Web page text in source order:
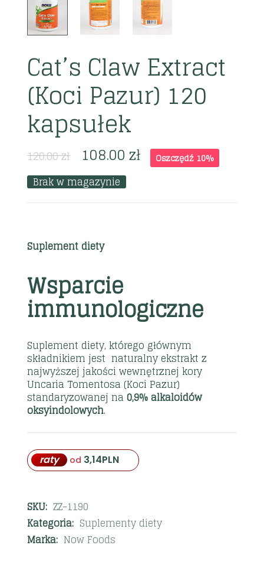
Cat’s Claw Extract
(Koci Pazur) 120
kapsułek
120.00zł 108.00zł Oszczędź 10%
Brak w magazynie
Suplement diety
Wsparcie
immunologiczne
Suplement diety, którego głównym
składnikiem jest naturalny ekstrakt z
najwyższej jakości wewnętrznej kory
Uncaria Tomentosa (Koci Pazur)
standaryzowanej na0,9% alkaloidów
oksyindolowych.
raty od 3,14PLN
SKU: ZZ-1190
Kategoria: Suplementy diety
Marka: Now Foods